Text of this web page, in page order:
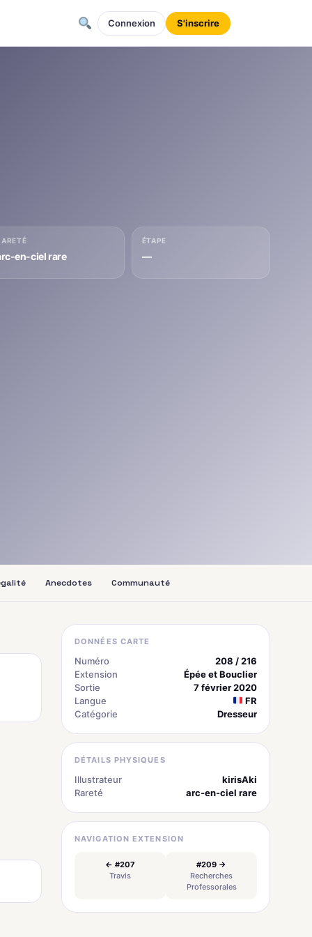
Connexion S'inscrire
en-ciel rare
ÉTAPE
—
Anecdotes Communauté
DONNÉES CARTE
Numéro
208 / 216
Extension
Épée et Bouclier
Sortie
7 février 2020
Langue
FR
Catégorie
Dresseur
DÉTAILS PHYSIQUES
Illustrateur
kirisAki
Rareté
arc-en-ciel rare
NAVIGATION EXTENSION
← #207
Travis
#209 →
Recherches
Professorales